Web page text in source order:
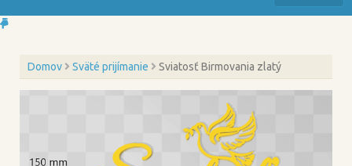
Domov Sväté prijímanie Sviatosť Birmovania zlatý